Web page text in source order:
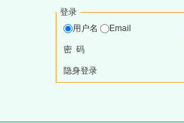
登录
用户名
Email
密 码
隐身登录